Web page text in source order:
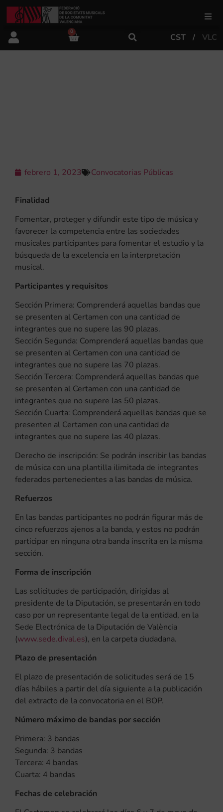
FSMCV
Actualidad
0
CST VLC
febrero 1, 2023 Convocatorias Públicas
Finalidad
Fomentar, proteger y difundir este tipo de música y
favorecer la competencia entre las sociedades
musicales participantes para fomentar el estudio y la
búsqueda de la excelencia en la interpretación
musical.
Participantes y requisitos
Sección Primera: Comprenderá aquellas bandas que
se presenten al Certamen con una cantidad de
integrantes que no supere las 90 plazas.
Sección Segunda: Comprenderá aquellas bandas que
se presenten al Certamen con una cantidad de
integrantes que no supere las 70 plazas.
Sección Tercera: Comprenderá aquellas bandas que
se presenten al Certamen con una cantidad de
integrantes que no supere las 50 plazas.
Sección Cuarta: Comprenderá aquellas bandas que se
presenten al Certamen con una cantidad de
integrantes que no supere las 40 plazas.
Derecho de inscripción: Se podrán inscribir las bandas
de música con una plantilla ilimitada de integrantes
federados pertenecientes a las bandas de música.
Refuerzos
En las bandas participantes no podrán figurar más de
cinco refuerzos ajenos a la banda, y estos no podrán
participar en ninguna otra banda inscrita en la misma
sección.
Forma de inscripción
Las solicitudes de participación, dirigidas al
presidente de la Diputación, se presentarán en todo
caso por un representante legal de la entidad, en la
Sede Electrónica de la Diputación de València
(www.sede.dival.es), en la carpeta ciudadana.
Plazo de presentación
El plazo de presentación de solicitudes será de 15
días hábiles a partir del día siguiente a la publicación
del extracto de la convocatoria en el BOP.
Número máximo de bandas por sección
Primera: 3 bandas
Segunda: 3 bandas
Tercera: 4 bandas
Cuarta: 4 bandas
Fechas de celebración